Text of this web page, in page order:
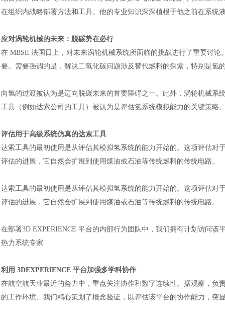
在组织内战略部署方法和工具。他的专业知识深深植根于他之前在系统
应对涡轮机械的未来：脱碳势在必行
在 MBSE 法国日上，对未来涡轮机械系统所面临的挑战进行了重要讨
要。需要强调的是，解决二氧化碳问题涉及替代燃料的探索，特别是氢
向氢的过渡被认为是迈向脱碳未来的首要障碍之一。此外，涡轮机械
工具（例如达索公司的工具）被认为是评估氢系统模拟能力的关键策略
评估用于高级系统仿真的达索工具
达索工具的最初使用是从评估其模拟氢系统的能力开始的。这项评估
评估的进展，它自然会扩展到使用煤油或石油等传统燃料的传统电路。
达索工具的最初使用是从评估其模拟氢系统的能力开始的。这项评估
评估的进展，它自然会扩展到使用煤油或石油等传统燃料的传统电路。
在部署3D EXPERIENCE 平台的内部行为团队中，我们拥有计划访问该
热力系统专家
利用 3DEXPERIENCE 平台加强多学科协作
在航空航天业最近的努力中，重点关注协作和数字连续性。据观察，负
的工作环境。我们精心策划了概念验证，以评估该平台的协作能力，突